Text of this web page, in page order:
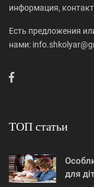
информация,
Есть предложения
нами:
ТОП статьи
для